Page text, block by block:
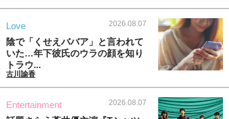
Love 2026.08.07
陰で「くせえババア」と言われて
いた…年下彼氏のウラの顔を知り
トラウ...
古川諭香
Entertainment 2026.08.07